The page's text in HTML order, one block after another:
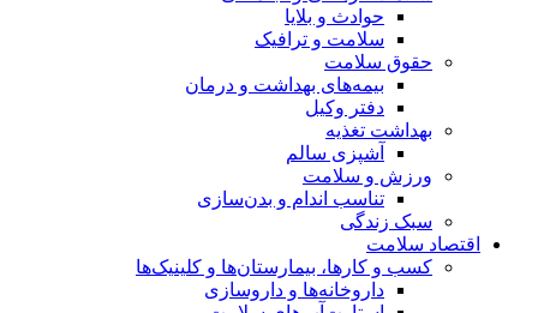
حوادث و بلایا
سلامت و ترافیک
حقوق سلامت
بیمه‌های بهداشت و درمان
دفتر وکیل
بهداشت تغذیه
آشپزی سالم
ورزش و سلامت
تناسب اندام و بدن‌سازی
سبک زندگی
اقتصاد سلامت
کسب و کارها، بیمارستان‌ها و کلینیک‌ها
داروخانه‌ها و داروسازی